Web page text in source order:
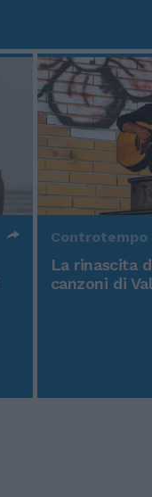
Controtempo
La rinascita
canzoni di